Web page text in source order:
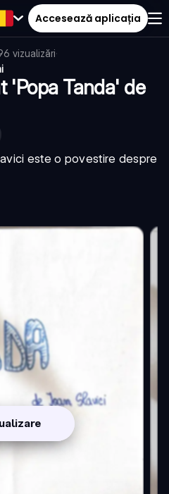
Accesează aplicația
vizualizări·
'Popa Tanda' de
este o povestire despre